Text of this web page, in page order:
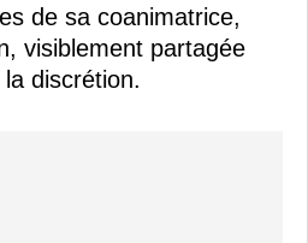
de sa coanimatrice,
visiblement partagée
discrétion.